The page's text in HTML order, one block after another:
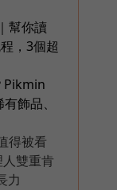
幫你讀
，3個超
Pikmin
飾品、
得被看
雙重肯
力